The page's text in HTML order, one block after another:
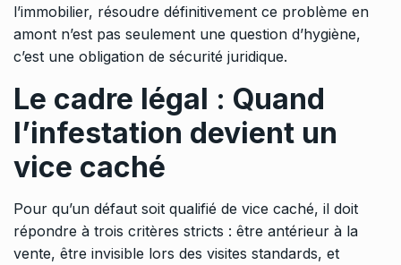
l’immobilier, résoudre définitivement ce problème en
amont n’est pas seulement une question d’hygiène,
c’est une obligation de sécurité juridique.
Le cadre légal : Quand
l’infestation devient un
vice caché
Pour qu’un défaut soit qualifié de vice caché, il doit
répondre à trois critères stricts : être antérieur à la
vente, être invisible lors des visites standards, et